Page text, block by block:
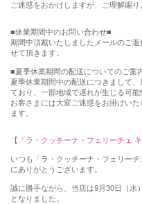
ご迷惑をおかけしますが、ご理解賜
■休業期間中のお問い合わせ■
期間中頂戴いたしましたメールのご
せて頂きます。
■夏季休業期間の配送についてのご案
夏季休業期間中の配送につきまして
ており、一部地域で遅れが生じる可能
お客さまには大変ご迷惑をお掛けい
ます。
【「ラ・クッチーナ・フェリーチェ
いつも「ラ・クッチーナ・フェリー
にありがとうございます。
誠に勝手ながら、当店は9月30日（水
となりました。